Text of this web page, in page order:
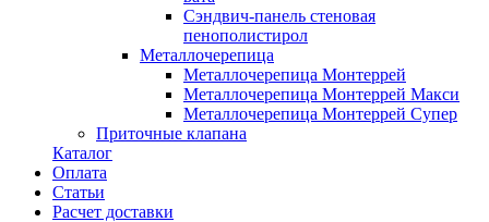
Сэндвич-панель стеновая
пенополистирол
Металлочерепица
Металлочерепица Монтеррей
Металлочерепица Монтеррей Макси
Металлочерепица Монтеррей Супер
Приточные клапана
Каталог
Оплата
Статьи
Расчет доставки